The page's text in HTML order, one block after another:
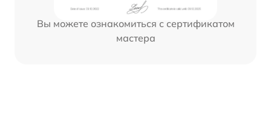
Вы можете ознакомиться с сертификатом
мастера